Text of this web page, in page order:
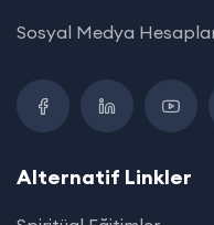
Sosyal Medya
Alternatif Linkler